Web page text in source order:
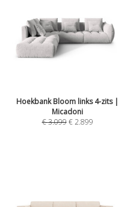
Hoekbank Bloom links 4-zits |
Micadoni
€3.099 €2.899